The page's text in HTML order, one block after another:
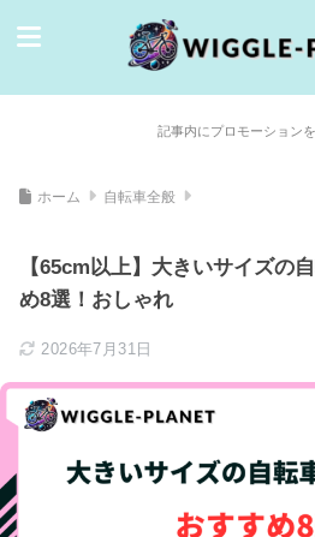
記事内にプロモーションを
ホーム 自転車全般
【65cm以上】大きいサイズの
め8選！おしゃれ
2026年7月31日